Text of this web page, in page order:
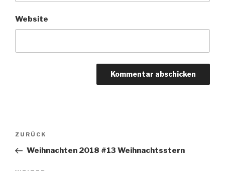
Website
Beitragsnavigation
Vorheriger
Beitrag
ZURÜCK
Weihnachten 2018 #13 Weihnachtsstern